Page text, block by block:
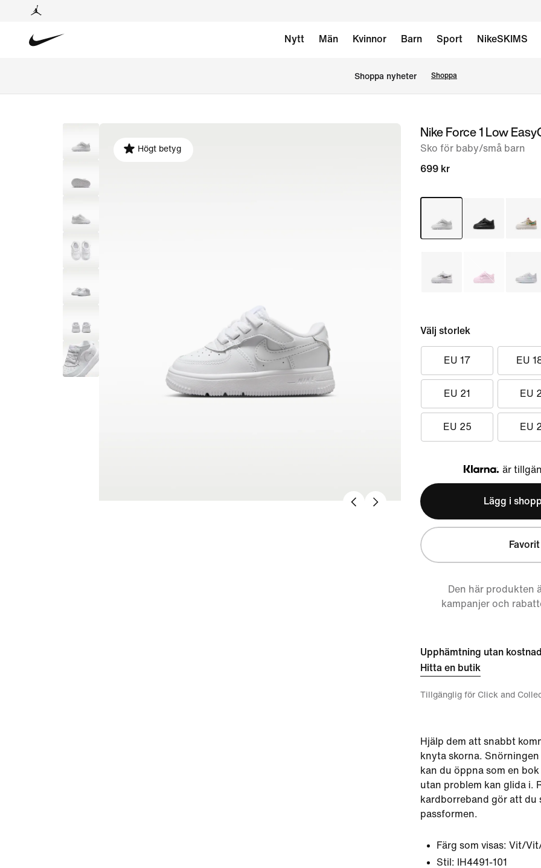
Nytt Män Kvinnor Barn Sport NikeSKIMS
Shoppa nyheter Shoppa
Högt betyg
Nike Force 1 Low
Sko för baby/små barn
699 kr
Välj storlek
EU 17 EU
EU 21 EU
EU 25 EU
Klarna
är
Lägg i
Favorit
Den här produkten
kampanjer och
Upphämtning utan
Hitta en butik
Tillgänglig för Click and
Hjälp dem att snabbt
knyta skorna.
kan du öppna som en
utan problem kan glida i.
kardborreband gör att du
passformen.
Färg som visas: Vit/
Stil:
IH4491-101